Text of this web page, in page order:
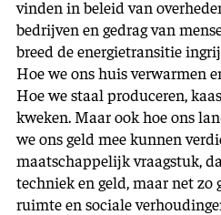
vinden in beleid van
bedrijven en gedrag van
breed de energietransitie
Hoe we ons huis verwarmen
Hoe we staal produceren,
kweken. Maar ook hoe ons
we ons geld mee kunnen
maatschappelijk vraagstuk,
techniek en geld, maar net zo
ruimte en sociale